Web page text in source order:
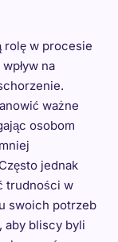
rolę w procesie
na
ważne
osobom
jednak
trudności w
swoich potrzeb
aby bliscy byli